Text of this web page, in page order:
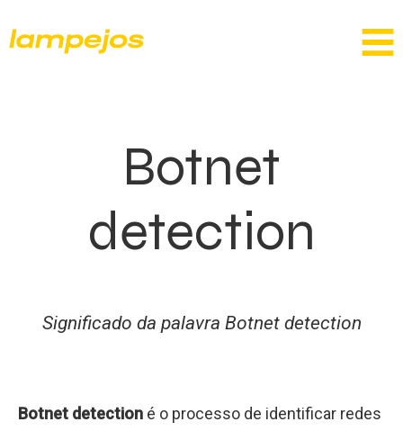
Botnet
detection
Significado da palavra Botnet detection
Botnet detection é o processo de identificar redes